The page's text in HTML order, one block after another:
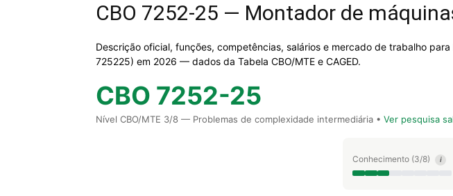
CBO 7252-25 — Montador de
Descrição oficial, funções, competências, salários e mercado de trabalho para
725225) em 2026 — dados da Tabela CBO/MTE e CAGED.
CBO 7252-25
Nível CBO/MTE 3/8 — Problemas de complexidade intermediária • Ver pesquisa
Conhecimento (3/8) i